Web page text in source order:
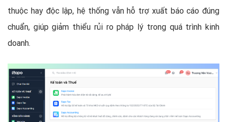
thuộc hay độc lập, hệ thống vẫn hỗ trợ xuất báo cáo đúng
chuẩn, giúp giảm thiểu rủi ro pháp lý trong quá trình kinh
doanh.